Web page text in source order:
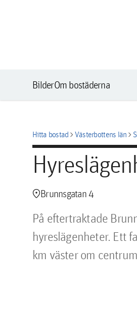
BilderOm bostäderna
Hitta bostadchevron_rightVästerbottens länchevron_right
location_pinBrunnsgatan 4
På eftertraktade
hyreslägenheter. Ett
km väster om